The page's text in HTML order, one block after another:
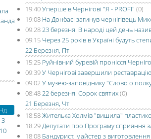
19:40Уперше в Чернігові "Я - PROFI" (0)
19:08 На Донбасі загинув чернігівець
09:2823 березня. В народі цей день
09:15 Через 25 років в Україні будуть
22 Березня, Пт
15:25 Руйнівний буревій пронісся
09:39У Чернігові завершили
09:02У музею-заповіднику "Слово о
08:4822 березня. Сорок святих(0)
21 Березня, Чт
18:58Жителька Холмів "вишила"
18:29Депутати про Програму сприяння
18:08 Бандурист, майстер з
Нд
3
10